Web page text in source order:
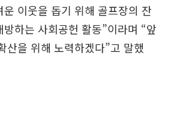
이웃을 돕기 위해 골프장의 잔
하는 사회공헌 활동”이라며 “앞
산을 위해 노력하겠다”고 말했